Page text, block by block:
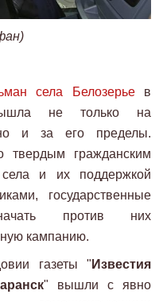
села Белозерьев
не только на
но и за его пределы.
гражданским
села и их поддержкой
государственные
против них
кампанию.
газеты " Известия
" вышли с явно